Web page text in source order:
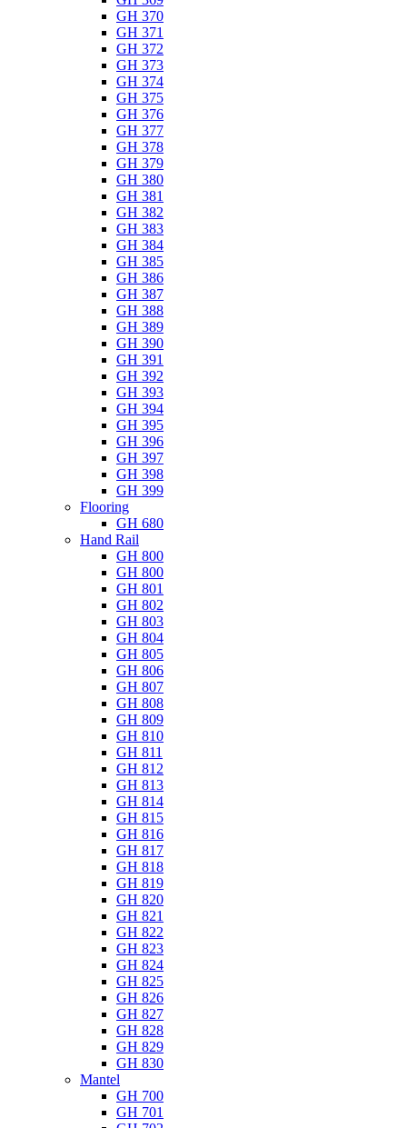
GH 370
GH 371
GH 372
GH 373
GH 374
GH 375
GH 376
GH 377
GH 378
GH 379
GH 380
GH 381
GH 382
GH 383
GH 384
GH 385
GH 386
GH 387
GH 388
GH 389
GH 390
GH 391
GH 392
GH 393
GH 394
GH 395
GH 396
GH 397
GH 398
GH 399
Flooring
GH 680
Hand Rail
GH 800
GH 800
GH 801
GH 802
GH 803
GH 804
GH 805
GH 806
GH 807
GH 808
GH 809
GH 810
GH 811
GH 812
GH 813
GH 814
GH 815
GH 816
GH 817
GH 818
GH 819
GH 820
GH 821
GH 822
GH 823
GH 824
GH 825
GH 826
GH 827
GH 828
GH 829
GH 830
Mantel
GH 700
GH 701